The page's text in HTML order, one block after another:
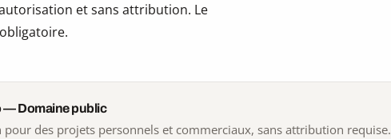
et sans attribution. Le
— Domaine public
des projets personnels et commerciaux, sans attribution requise.